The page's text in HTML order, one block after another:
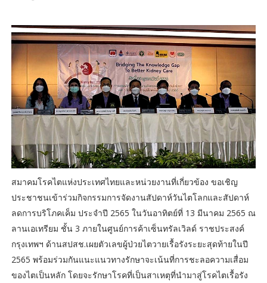
สมาคมโรคไตแห่งประเทศไทยและหน่วยงานที่เกี่ยวข้อง ขอเชิญ
ประชาชนเข้าร่วมกิจกรรมการจัดงานสัปดาห์วันไตโลกและสัปดาห์
ลดการบริโภคเค็ม ประจำปี 2565 ในวันอาทิตย์ที่ 13 มีนาคม 2565 ณ
ลานเอเทรียม ชั้น 3 ภายในศูนย์การค้าเซ็นทรัลเวิลด์ ราชประสงค์
กรุงเทพฯ ด้านสปสช.เผยตัวเลขผู้ป่วยไตวายเรื้อรังระยะสุดท้ายในปี
2565 พร้อมร่วมกันแนะแนวทางรักษาจะเน้นที่การชะลอความเสื่อม
ของไตเป็นหลัก โดยจะรักษาโรคที่เป็นสาเหตุที่นำมาสู่โรคไตเรื้อรัง